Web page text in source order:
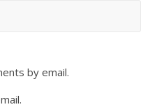
by email.